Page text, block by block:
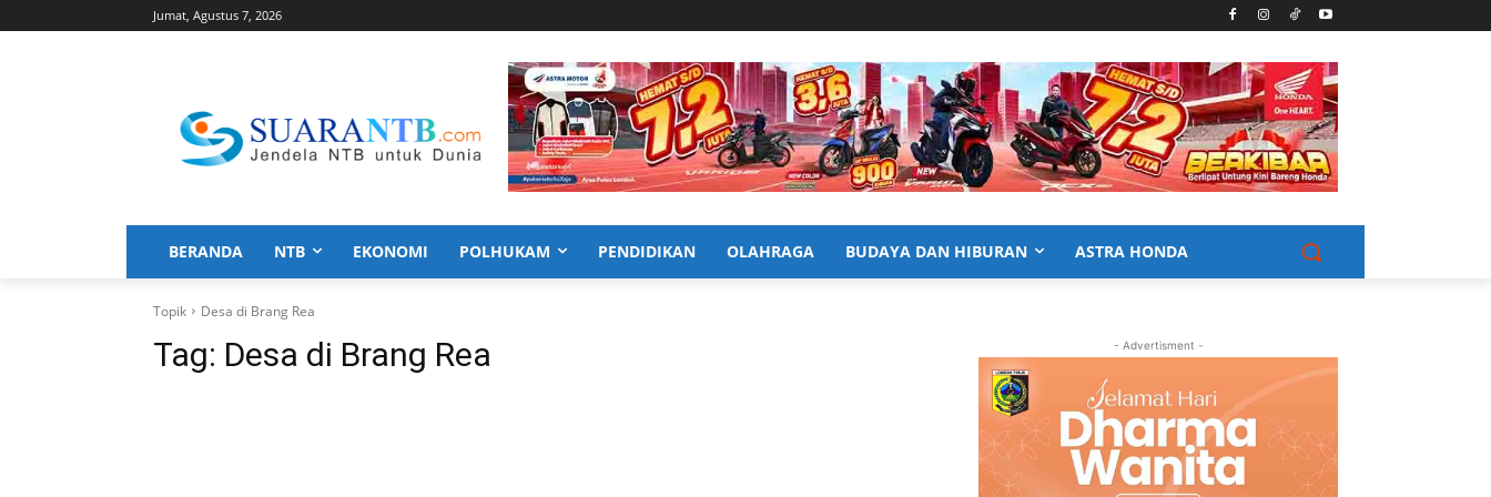
Jumat, Agustus 7, 2026
BERANDA NTB EKONOMI POLHUKAM PENDIDIKAN OLAHRAGA BUDAYA DAN HIBURAN ASTRA HONDA
Topik Desa di Brang Rea
Tag: Desa di Brang Rea - Advertisment -